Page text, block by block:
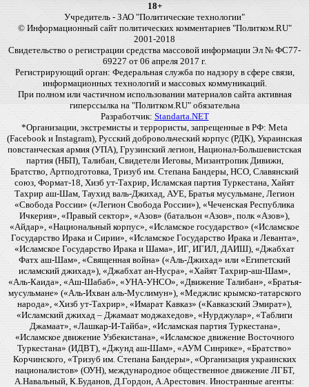
18+
Учредитель - ЗАО "Политические технологии"
© Информационный сайт политических комментариев "Политком.RU"
2001-2018
Свидетельство о регистрации средства массовой информации Эл № ФС77-
69227 от 06 апреля 2017 г.
Регистрирующий орган: Федеральная служба по надзору в сфере связи,
информационных технологий и массовых коммуникаций.
При полном или частичном использовании материалов сайта активная
гиперссылка на "Политком.RU" обязательна
Разработчик: Standarta.NET
*Организации, экстремисты и террористы, запрещенные в РФ: Meta
(Facebook и Instagram), Русский добровольческий корпус (РДК), Украинская
повстанческая армия (УПА), Грузинский легион, Национал-Большевистская
партия (НБП), Талибан, Свидетели Иеговы, Мизантропик Дивижн,
Братство, Артподготовка, Тризуб им. Степана Бандеры, НСО, Славянский
союз, Формат-18, Хизб ут-Тахрир, Исламская партия Туркестана, Хайят
Тахрир аш-Шам, Таухид валь-Джихад, АУЕ, Братья мусульмане, Легион
«Свобода России» («Легион Свобода России»), «Чеченская Республика
Ичкерия», «Правый сектор», «Азов» (батальон «Азов», полк «Азов»),
«Айдар», «Национальный корпус», «Исламское государство» («Исламское
Государство Ирака и Сирии», «Исламское Государство Ирака и Леванта»,
«Исламское Государство Ирака и Шама», ИГ, ИГИЛ, ДАИШ), «Джабхат
Фатх аш-Шам», «Священная война» («Аль-Джихад» или «Египетский
исламский джихад»), «Джабхат ан-Нусра», «Хайят Тахрир-аш-Шам»,
«Аль-Каида», «Аш-Шабаб», «УНА-УНСО», «Движение Талибан», «Братья-
мусульмане» («Аль-Ихван аль-Муслимун»), «Меджлис крымско-татарского
народа», «Хизб ут-Тахрир», «Имарат Кавказ» («Кавказский Эмират»),
«Исламский джихад – Джамаат моджахедов», «Нурджулар», «Таблиги
Джамаат», «Лашкар-И-Тайба», «Исламская партия Туркестана»,
«Исламское движение Узбекистана», «Исламское движение Восточного
Туркестана» (ИДВТ), «Джунд аш-Шам», «АУМ Синрике», «Братство»
Корчинского, «Тризуб им. Степана Бандеры», «Организация украинских
националистов» (ОУН), международное общественное движение ЛГБТ,
А.Навальный, К.Буданов, Д.Гордон, А.Арестович. Иностранные агенты: